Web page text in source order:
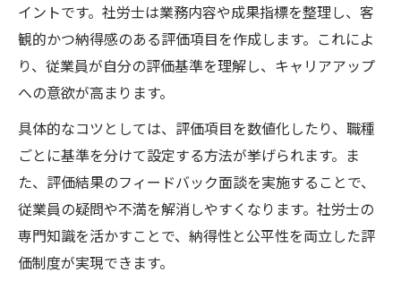
イントです。社労士は業務内容や成果指標を整理し、客
観的かつ納得感のある評価項目を作成します。これによ
り、従業員が自分の評価基準を理解し、キャリアアップ
への意欲が高まります。
具体的なコツとしては、評価項目を数値化したり、職種
ごとに基準を分けて設定する方法が挙げられます。ま
た、評価結果のフィードバック面談を実施することで、
従業員の疑問や不満を解消しやすくなります。社労士の
専門知識を活かすことで、納得性と公平性を両立した評
価制度が実現できます。